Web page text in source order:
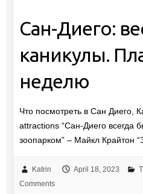
Сан-Диего:
каникулы.
неделю
Что посмотреть в Сан Диего,
attractions “Сан-Диего
зоопарком” – Майкл Крайтон
Katrin April 18, 2023
Comments